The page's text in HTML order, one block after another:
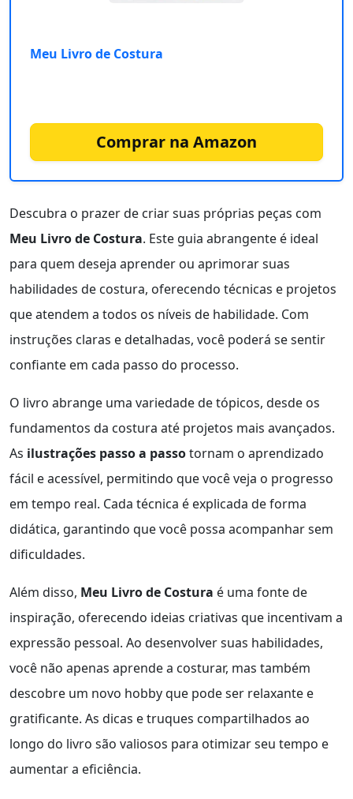
Meu Livro de Costura
Comprar na Amazon
Descubra o prazer de criar suas próprias peças com
Meu Livro de Costura. Este guia abrangente é ideal
para quem deseja aprender ou aprimorar suas
habilidades de costura, oferecendo técnicas e projetos
que atendem a todos os níveis de habilidade. Com
instruções claras e detalhadas, você poderá se sentir
confiante em cada passo do processo.
O livro abrange uma variedade de tópicos, desde os
fundamentos da costura até projetos mais avançados.
As ilustrações passo a passotornam o aprendizado
fácil e acessível, permitindo que você veja o progresso
em tempo real. Cada técnica é explicada de forma
didática, garantindo que você possa acompanhar sem
dificuldades.
Além disso, Meu Livro de Costura é uma fonte de
inspiração, oferecendo ideias criativas que incentivam a
expressão pessoal. Ao desenvolver suas habilidades,
você não apenas aprende a costurar, mas também
descobre um novo hobby que pode ser relaxante e
gratificante. As dicas e truques compartilhados ao
longo do livro são valiosos para otimizar seu tempo e
aumentar a eficiência.